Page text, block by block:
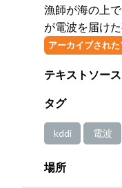
漁師が海の上
が電波を届けた
アーカイブされ
テキストソース
タグ
kddi 電波
場所